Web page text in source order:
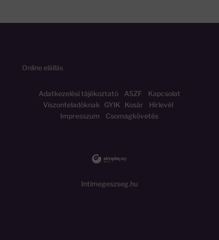
Online elállás
Adatkezelési tájékoztatóASZF
Kapcsolat
Viszonteladóknak
GYIK Kosár
Hírlevél
Impresszum
Csomagkövetés
Intimegeszseg.hu